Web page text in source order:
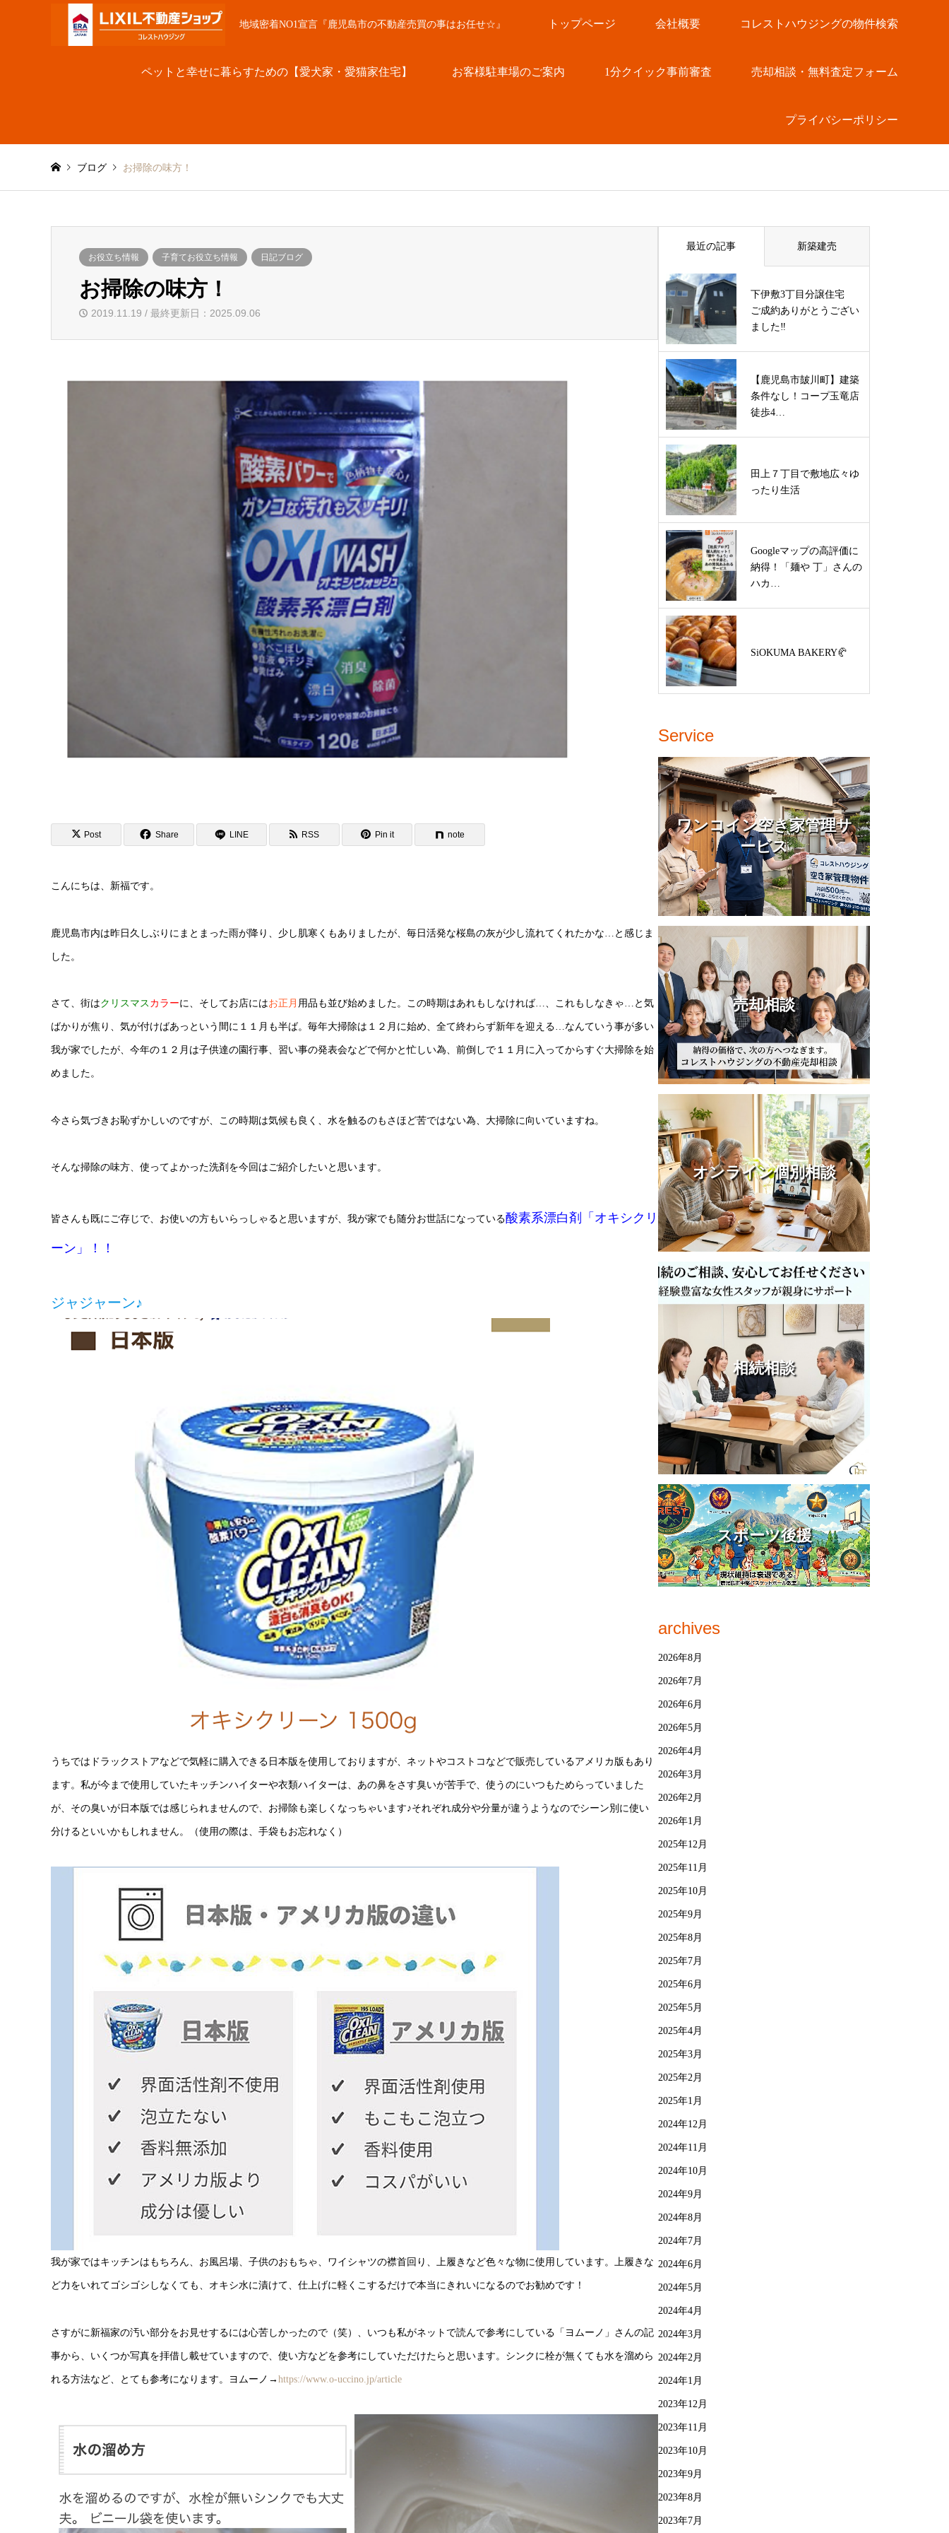
地域密着NO1宣言『鹿児島市の不動産売買の事はお任せ☆』 トップページ 会社概要 コレストハウジングの物件検索
ペットと幸せに暮らすための【愛犬家・愛猫家住宅】 お客様駐車場のご案内 1分クイック事前審査 売却相談・無料査定フォーム
プライバシーポリシー
ブログ お掃除の味方！
お役立ち情報 子育てお役立ち情報 日記ブログ
お掃除の味方！
2019.11.19 / 最終更新日：2025.09.06
Post Share LINE RSS Pin it note
こんにちは、新福です。
鹿児島市内は昨日久しぶりにまとまった雨が降り、少し肌寒くもありましたが、毎日活発な桜島の灰が少し流れてくれたかな…と感じま
した。
さて、街はクリスマス カラーに、そしてお店にはお正月 用品も並び始めました。この時期はあれもしなければ…、これもしなきゃ…と気
ばかりが焦り、気が付けばあっという間に１１月も半ば。毎年大掃除は１２月に始め、全て終わらず新年を迎える…なんていう事が多い
我が家でしたが、今年の１２月は子供達の園行事、習い事の発表会などで何かと忙しい為、前倒しで１１月に入ってからすぐ大掃除を始
めました。
今さら気づきお恥ずかしいのですが、この時期は気候も良く、水を触るのもさほど苦ではない為、大掃除に向いていますね。
そんな掃除の味方、使ってよかった洗剤を今回はご紹介したいと思います。
皆さんも既にご存じで、お使いの方もいらっしゃると思いますが、我が家でも随分お世話になっている酸素系漂白剤「オキシクリ
ーン」！！
ジャジャーン♪
うちではドラックストアなどで気軽に購入できる日本版を使用しておりますが、ネットやコストコなどで販売しているアメリカ版もあり
ます。私が今まで使用していたキッチンハイターや衣類ハイターは、あの鼻をさす臭いが苦手で、使うのにいつもためらっていました
が、その臭いが日本版では感じられませんので、お掃除も楽しくなっちゃいます♪それぞれ成分や分量が違うようなのでシーン別に使い
分けるといいかもしれません。（使用の際は、手袋もお忘れなく）
我が家ではキッチンはもちろん、お風呂場、子供のおもちゃ、ワイシャツの襟首回り、上履きなど色々な物に使用しています。上履きな
ど力をいれてゴシゴシしなくても、オキシ水に漬けて、仕上げに軽くこするだけで本当にきれいになるのでお勧めです！
さすがに新福家の汚い部分をお見せするには心苦しかったので（笑）、いつも私がネットで読んで参考にしている「ヨムーノ」さんの記
事から、いくつか写真を拝借し載せていますので、使い方などを参考にしていただけたらと思います。シンクに栓が無くても水を溜めら
れる方法など、とても参考になります。ヨムーノ→ https://www.o-uccino.jp/article
最近の記事 新築建売
下伊敷3丁目分譲住宅
ご成約ありがとうござい
ました‼
【鹿児島市皷川町】建築
条件なし！コープ玉竜店
徒歩4…
田上７丁目で敷地広々ゆ
ったり生活
Googleマップの高評価に
納得！「麺や 丁」さんの
ハカ…
SiOKUMA BAKERY🥐
Service
ワンコイン空き家管理サ
ービス
売却相談
オンライン個別相談
相続相談
スポーツ後援
archives
2026年8月
2026年7月
2026年6月
2026年5月
2026年4月
2026年3月
2026年2月
2026年1月
2025年12月
2025年11月
2025年10月
2025年9月
2025年8月
2025年7月
2025年6月
2025年5月
2025年4月
2025年3月
2025年2月
2025年1月
2024年12月
2024年11月
2024年10月
2024年9月
2024年8月
2024年7月
2024年6月
2024年5月
2024年4月
2024年3月
2024年2月
2024年1月
2023年12月
2023年11月
2023年10月
2023年9月
2023年8月
2023年7月